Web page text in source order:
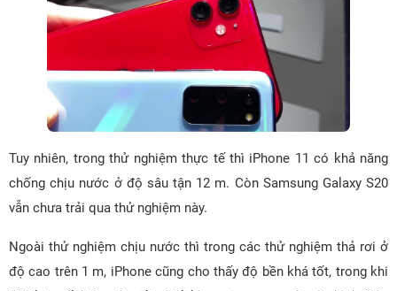
Tuy nhiên, trong thử nghiệm thực tế thì iPhone 11 có khả năng
chống chịu nước ở độ sâu tận 12 m. Còn Samsung Galaxy S20
vẫn chưa trải qua thử nghiệm này.
Ngoài thử nghiệm chịu nước thì trong các thử nghiệm thả rơi ở
độ cao trên 1 m, iPhone cũng cho thấy độ bền khá tốt, trong khi